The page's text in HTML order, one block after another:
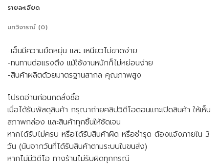
รายละเอียด
บทวิจารณ์ (0)
-เอ็นมีความยืดหยุ่น และ เหนียวไม่ขาดง่าย
-ทนทานต่อแรงตึง แม้ใช้งานหนักก็ไม่หย่อนง่าย
-สินค้าผลิตด้วยมาตรฐานสากล คุณภาพสูง
โปรดอ่านก่อนกดสั่งซื้อ
เมื่อได้รับพัสดุสินค้า กรุณาถ่ายคลิปวิดีโอตอนแกะเปิดสินค้า ให้เห็น
สภาพกล่อง และสินค้าทุกชิ้นให้ชัดเจน
หากได้รับไม่ครบ หรือได้รับสินค้าผิด หรือชำรุด ต้องแจ้งภายใน 3
วัน (นับจากวันที่ได้รับสินค้าตามระบบในขนส่ง)
หากไม่มีวิดีโอ ทางร้านไม่รับผิดทุกกรณี